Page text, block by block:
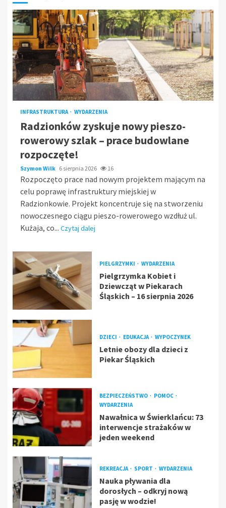
INFRASTRUKTURA WYDARZENIA
Radzionków zyskuje nowy pieszo-
rowerowy szlak – prace budowlane
rozpoczęte!
Szymon Wilk 6 sierpnia 2026 16
Rozpoczęto prace nad nowym projektem mającym na
celu poprawę infrastruktury miejskiej w
Radzionkowie. Projekt koncentruje się na stworzeniu
nowoczesnego ciągu pieszo-rowerowego wzdłuż ul.
Kużaja, co... Czytaj dalej
PIELGRZYMKI WYDARZENIA
Pielgrzymka Kobiet i
Dziewcząt w Piekarach
Śląskich – 16 sierpnia 2026
DZIECI EDUKACJA WYPOCZYNEK
Letnie obozy dla dzieci z
Piekar Śląskich
BEZPIECZEŃSTWO
POMOC
WYDARZENIA
Nawałnica w Świerklańcu: 73
interwencje strażaków w
jeden weekend
REKREACJA SPORT WYDARZENIA
Nauka pływania dla
dorosłych – odkryj nową
pasję w wodzie!